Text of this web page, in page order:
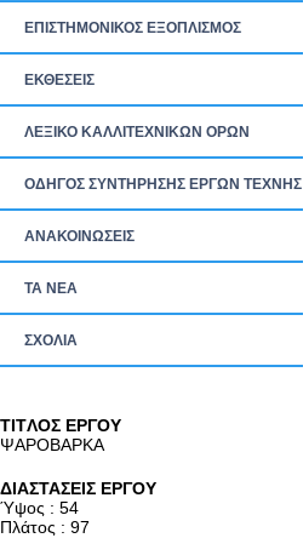
ΕΠΙΣΤΗΜΟΝΙΚΟΣ ΕΞΟΠΛΙΣΜΟΣ
ΕΚΘΕΣΕΙΣ
ΛΕΞΙΚΟ ΚΑΛΛΙΤΕΧΝΙΚΩΝ ΟΡΩΝ
ΟΔΗΓΟΣ ΣΥΝΤΗΡΗΣΗΣ ΕΡΓΩΝ ΤΕΧΝΗΣ
ΑΝΑΚΟΙΝΩΣΕΙΣ
ΤΑ ΝEΑ
ΣΧΟΛΙΑ
TITΛΟΣ ΕΡΓΟΥ
ΨΑΡΟΒΑΡΚΑ
ΔΙΑΣΤΑΣΕΙΣ ΕΡΓΟΥ
Ύψος : 54
Πλάτος : 97